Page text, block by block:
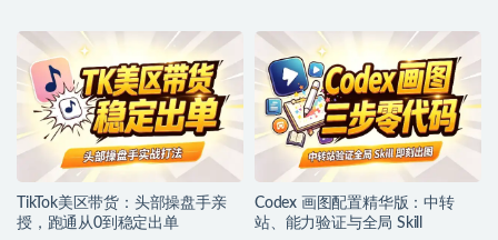
TikTok美区带货：头部操盘手亲
授，跑通从0到稳定出单
Codex 画图配置精华版：中转
站、能力验证与全局 Skill